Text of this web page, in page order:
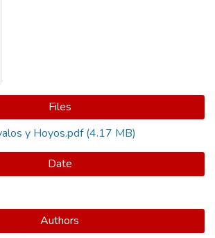
Files
y Hoyos.pdf(4.17 MB)
Date
Authors